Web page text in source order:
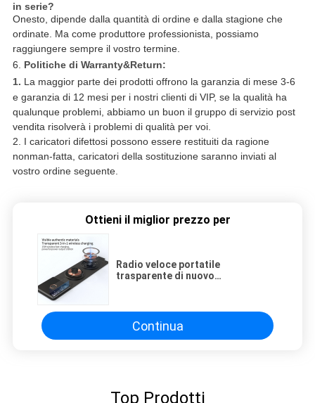
in serie?
Onesto, dipende dalla quantità di ordine e dalla stagione che
ordinate. Ma come produttore professionista, possiamo
raggiungere sempre il vostro termine.
6. Politiche di Warranty&Return:
1. La maggior parte dei prodotti offrono la garanzia di mese 3-6
e garanzia di 12 mesi per i nostri clienti di VIP, se la qualità ha
qualunque problemi, abbiamo un buon il gruppo di servizio post
vendita risolverà i problemi di qualità per voi.
2. I caricatori difettosi possono essere restituiti da ragione
nonman-fatta, caricatori della sostituzione saranno inviati al
vostro ordine seguente.
Ottieni il miglior prezzo per
Radio veloce portatile
trasparente di nuovo
Continua
Top Prodotti